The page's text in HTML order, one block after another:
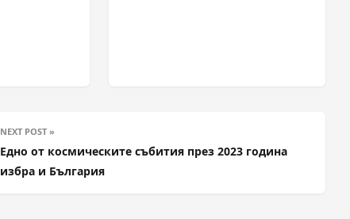
NEXT POST »
Едно от космическите събития през 2023 година
избра и България